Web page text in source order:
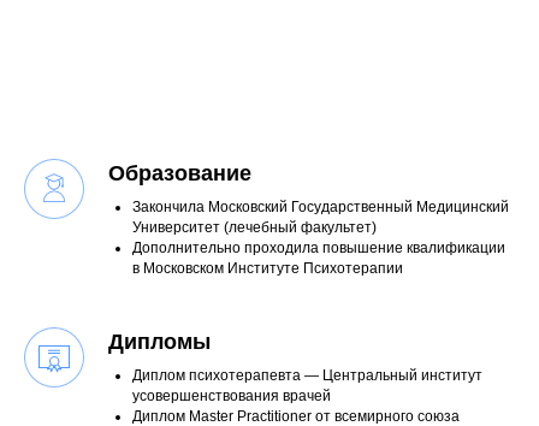
Образование
Закончила Московский Государственный Медицинский
Университет (лечебный факультет)
Дополнительно проходила повышение квалификации
в Московском Институте Психотерапии
Дипломы
Диплом психотерапевта — Центральный институт
усовершенствования врачей
Диплом Master Practitioner от всемирного союза